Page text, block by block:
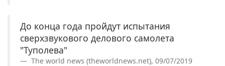
До конца года пройдут испытания
сверхзвукового делового самолета
"Туполева"
The world news (theworldnews.net), 09/07/2019